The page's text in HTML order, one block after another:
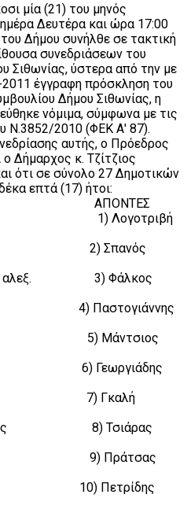
μία (21) του μηνός
Δευτέρα και ώρα 17:00
Δήμου συνήλθε σε τακτική
συνεδριάσεων του
Σιθωνίας, ύστερα από την με
έγγραφη πρόσκληση του
Δήμου Σιθωνίας, η
νόμιμα, σύμφωνα με τις
Ν.3852/2010 (ΦΕΚ Α' 87).
αυτής, ο Πρόεδρος
Δήμαρχος κ. Τζίτζιος
ότι σε σύνολο 27 Δημοτικών
επτά (17) ήτοι:
ΑΠΟΝΤΕΣ
1) Λογοτριβή
2) Σπανός
του αλεξ. 3) Φάλκος
4) Παστογιάννης
5) Μάντσιος
6) Γεωργιάδης
7) Γκαλή
8) Τσιάρας
9) Πράτσας
10) Πετρίδης